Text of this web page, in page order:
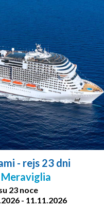
- rejs 23 dni
23 noce
- 11.11.2026